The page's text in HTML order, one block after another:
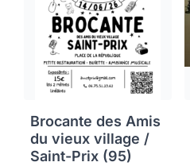
Brocante des Amis
du vieux village /
Saint-Prix (95)